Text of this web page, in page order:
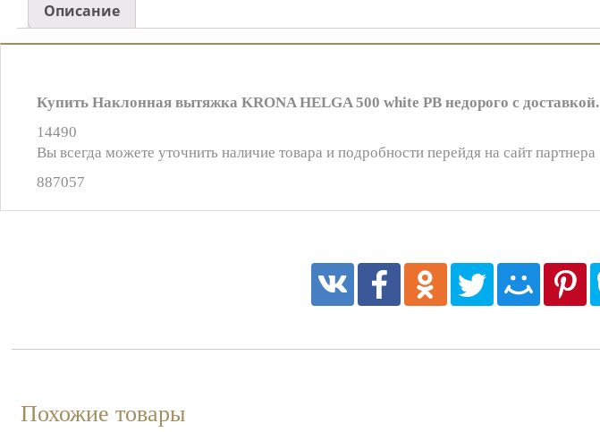
Описание
Купить Наклонная вытяжка KRONA HELGA 500 white PB недорого с доставкой.
14490
Вы всегда можете уточнить наличие товара и подробности перейдя на сайт партнера
887057
Похожие товары